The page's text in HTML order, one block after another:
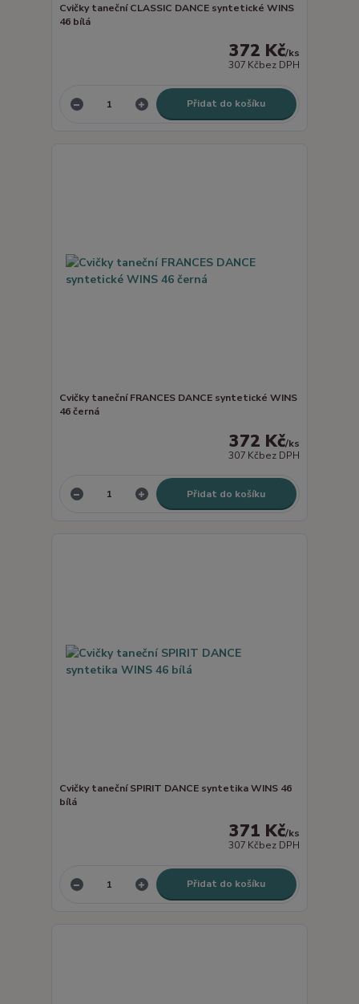
Cvičky taneční CLASSIC DANCE syntetické WINS
46 bílá
372 Kč/ks
307 Kčbez DPH
Přidat do košíku
Cvičky taneční FRANCES DANCE syntetické WINS
46 černá
372 Kč/ks
307 Kčbez DPH
Přidat do košíku
Cvičky taneční SPIRIT DANCE syntetika WINS 46
bílá
371 Kč/ks
307 Kčbez DPH
Přidat do košíku